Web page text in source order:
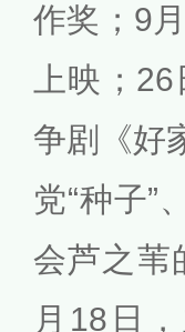
作奖；9
上映；
争剧《好
党“种子”
会芦之苇
月18日